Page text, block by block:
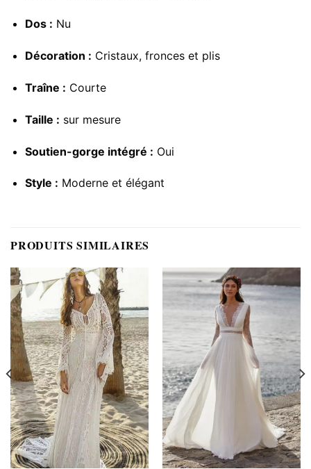
Dos : Nu
Décoration : Cristaux, fronces et plis
Traîne : Courte
Taille : sur mesure
Soutien-gorge intégré : Oui
Style : Moderne et élégant
PRODUITS SIMILAIRES